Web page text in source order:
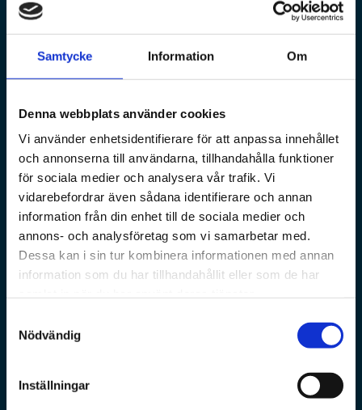
Samtycke Information Om
Denna webbplats använder cookies
Vi använder enhetsidentifierare för att anpassa innehållet
och annonserna till användarna, tillhandahålla funktioner
för sociala medier och analysera vår trafik. Vi
vidarebefordrar även sådana identifierare och annan
information från din enhet till de sociala medier och
annons- och analysföretag som vi samarbetar med.
Dessa kan i sin tur kombinera informationen med annan
information som du har tillhandahållit eller som de har
Nödvändig
Inställningar